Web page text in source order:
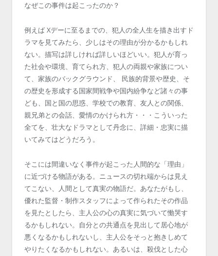
なぜこの事件は起こったのか？
例えば Xデーに至るまでの、犯人の全人生を描き出すド
ラマを見てみたら、少しはその理由が分かるかもしれ
ない。描写は詳しければ詳しいほどいい。犯人が育っ
た社会や環境、育てられ方、犯人の両親や家族につい
て、家族のバックグラウンド、 民族的背景や歴史、そ
の歴史を形成する国家間戦争や国内紛争など諸々の事
ども、国と国の思惑、学校での教育、友人との関係、
親兄弟との会話、愛情のかけられ方・・・こういった
全てを、壮大なドラマとして丹念に、詳細・忠実に描
いてみてはどうだろう。
そこには間違いなく事件が起こった人間的な「理由」
に近づける物語がある。ニュースの切れ端からは見え
てこない、人間として真実の物語だ。あなたがもし、
優れた監督・制作スタッフによって作られたその作品
を見たとしたら、主人公の心の真実に気づいて慟哭す
るかもしれない。自分との共通点を見出して居心地が
悪くなるかもしれないし、主人公をそっと抱きしめて
やりたくなるかもしれない。あるいは、殺伐とした心